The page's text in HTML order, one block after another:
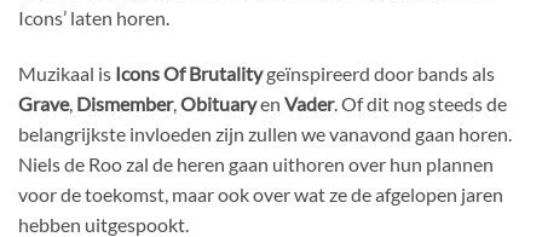
Icons’ laten horen.
Muzikaal is Icons Of Brutalitygeïnspireerd door bands als
Grave, Dismember, Obituaryen Vader. Of dit nog steeds de
belangrijkste invloeden zijn zullen we vanavond gaan horen.
Niels de Roo zal de heren gaan uithoren over hun plannen
voor de toekomst, maar ook over wat ze de afgelopen jaren
hebben uitgespookt.